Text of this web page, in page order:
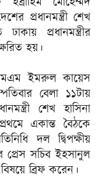
প্রধানমন্ত্রী শেখ
প্রধানমন্ত্রীর
হয়।
এমএম ইমরুল কায়েস
বেলা ১১টায়
শেখ হাসিনা
একান্ত বৈঠকে
দল দ্বিপক্ষীয়
প্রেস সচিব ইহসানুল
ব্রিফ করেন।